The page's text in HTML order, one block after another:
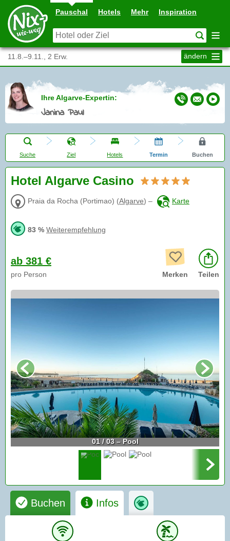
Pauschal Hotels Mehr Inspiration
11.8.–9.11., 2 Erw. ändern
Ihre Algarve-Expertin:
Janina Paul
Suche Ziel Hotels Termin Buchen
Hotel Algarve Casino
Praia da Rocha (Portimao) (Algarve) – Karte
83 % Weiterempfehlung
ab 381 €
pro Person Merken Teilen
01 / 03 – Pool
Buchen Infos